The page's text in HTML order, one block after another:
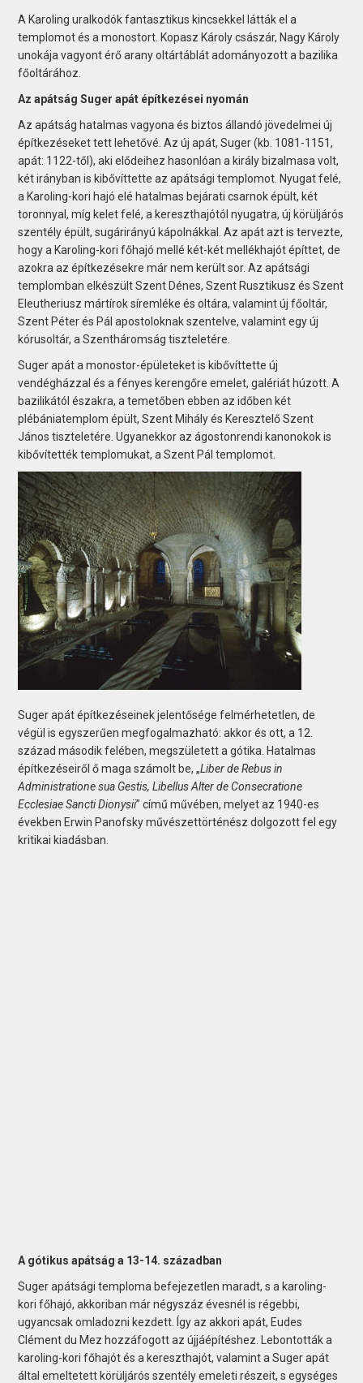
A Karoling uralkodók fantasztikus kincsekkel látták el a
templomot és a monostort. Kopasz Károly császár, Nagy Károly
unokája vagyont érő arany oltártáblát adományozott a bazilika
főoltárához.
Az apátság Suger apát építkezései nyomán
Az apátság hatalmas vagyona és biztos állandó jövedelmei új
építkezéseket tett lehetővé. Az új apát, Suger (kb. 1081-1151,
apát: 1122-től), aki elődeihez hasonlóan a király bizalmasa volt,
két irányban is kibővíttette az apátsági templomot. Nyugat felé,
a Karoling-kori hajó elé hatalmas bejárati csarnok épült, két
toronnyal, míg kelet felé, a kereszthajótól nyugatra, új körüljárós
szentély épült, sugárirányú kápolnákkal. Az apát azt is tervezte,
hogy a Karoling-kori főhajó mellé két-két mellékhajót építtet, de
azokra az építkezésekre már nem került sor. Az apátsági
templomban elkészült Szent Dénes, Szent Rusztikusz és Szent
Eleutheriusz mártírok síremléke és oltára, valamint új főoltár,
Szent Péter és Pál apostoloknak szentelve, valamint egy új
kórusoltár, a Szentháromság tiszteletére.
Suger apát a monostor-épületeket is kibővíttette új
vendégházzal és a fényes kerengőre emelet, galériát húzott. A
bazilikától északra, a temetőben ebben az időben két
plébániatemplom épült, Szent Mihály és Keresztelő Szent
János tiszteletére. Ugyanekkor az ágostonrendi kanonokok is
kibővítették templomukat, a Szent Pál templomot.
Suger apát építkezéseinek jelentősége felmérhetetlen, de
végül is egyszerűen megfogalmazható: akkor és ott, a 12.
század második felében, megszületett a gótika. Hatalmas
építkezéseiről ő maga számolt be, „Liber de Rebus in
Administratione sua Gestis, Libellus Alter de Consecratione
Ecclesiae Sancti Dionysii” című művében, melyet az 1940-es
években Erwin Panofsky művészettörténész dolgozott fel egy
kritikai kiadásban.
A gótikus apátság a 13-14. században
Suger apátsági temploma befejezetlen maradt, s a karoling-
kori főhajó, akkoriban már négyszáz évesnél is régebbi,
ugyancsak omladozni kezdett. Így az akkori apát, Eudes
Clément du Mez hozzáfogott az újjáépítéshez. Lebontották a
karoling-kori főhajót és a kereszthajót, valamint a Suger apát
által emeltetett körüljárós szentély emeleti részeit, s egységes